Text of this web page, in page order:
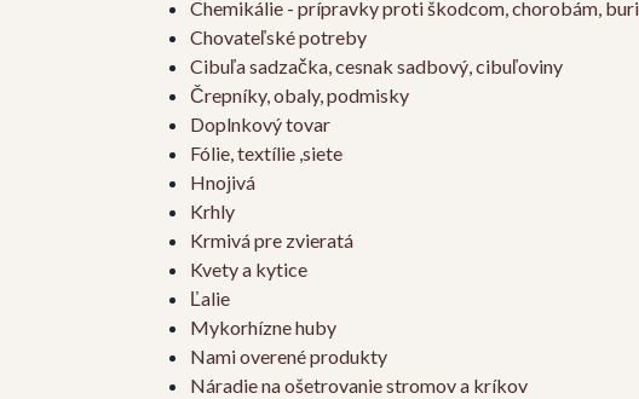
Chemikálie - prípravky proti škodcom, chorobám,
Chovateľské potreby
Cibuľa sadzačka, cesnak sadbový, cibuľoviny
Črepníky, obaly, podmisky
Doplnkový tovar
Fólie, textílie ,siete
Hnojivá
Krhly
Krmivá pre zvieratá
Kvety a kytice
Ľalie
Mykorhízne huby
Nami overené produkty
Náradie na ošetrovanie stromov a kríkov